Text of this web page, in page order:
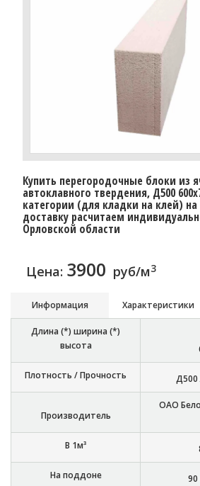
Купить перегородочные блоки из
автоклавного твердения, Д500
категории (для кладки на клей)
доставку расчитаем
Орловской области
Цена: 3900 руб/м3
Информация Характеристики
Длина (*) ширина (*)
высота
Плотность / Прочность Д500
Производитель
ОАО
В 1м³
На поддоне 90